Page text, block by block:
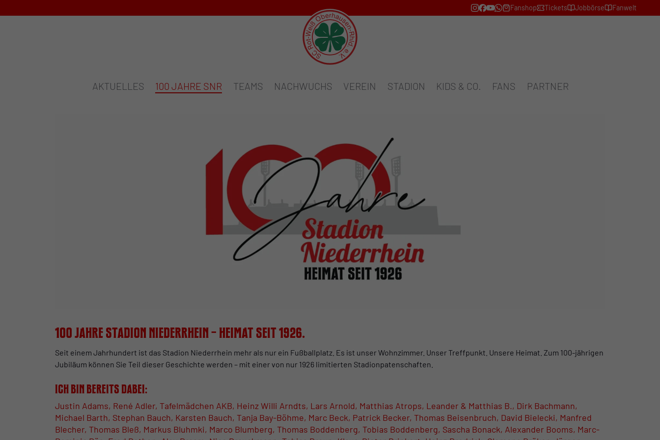
Fanshop Tickets Jobbörse Fanwelt
AKTUELLES 100 JAHRE SNR TEAMS NACHWUCHS VEREIN STADION KIDS & CO. FANS PARTNER
100 Jahre Stadion Niederrhein – Heimat seit 1926.
Seit einem Jahrhundert ist das Stadion Niederrhein mehr als nur ein Fußballplatz. Es ist unser Wohnzimmer. Unser Treffpunkt. Unsere Heimat. Zum 100-jährigen
Jubiläum können Sie Teil dieser Geschichte werden – mit einer von nur 1926 limitierten Stadionpatenschaften.
Ich bin bereits dabei:
Justin Adams, René Adler, Tafelmädchen AKB, Heinz Willi Arndts, Lars Arnold, Matthias Atrops, Leander & Matthias B., Dirk Bachmann,
Michael Barth, Stephan Bauch, Karsten Bauch, Tanja Bay-Böhme, Marc Beck, Patrick Becker, Thomas Beisenbruch, David Bielecki, Manfred
Blecher, Thomas Bleß, Markus Bluhmki, Marco Blumberg, Thomas Boddenberg, Tobias Boddenberg, Sascha Bonack, Alexander Booms, Marc-